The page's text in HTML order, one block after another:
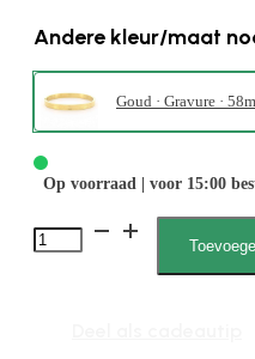
Andere kleur/maat
Goud · Gravure ·
Op voorraad | voor 15:00
Nikki